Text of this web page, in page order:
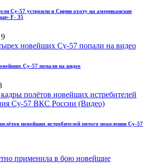
Су-57 устроили в Сирии охоту на американские
F- 35
Су-57 попали на видео
новейших истребителей пятого поколения Су-57